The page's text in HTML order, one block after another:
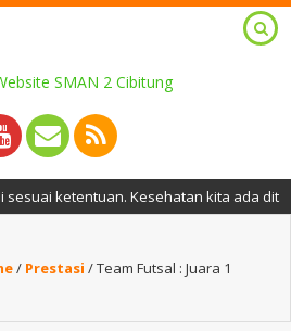
Kesehatan kita ada ditangan
/ Prestasi /Team Futsal : Juara 1